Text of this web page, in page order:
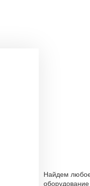
Найдем
оборудование